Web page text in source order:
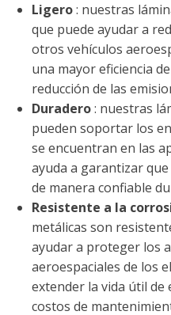
Ligero: nuestras
que puede ayudar a
otros vehículos
una mayor eficiencia
reducción de las
Duradero: nuestras
pueden soportar los
se encuentran en las
ayuda a garantizar
de manera confiable
Resistente a la
metálicas son
ayudar a proteger los
aeroespaciales de los
extender la vida útil de
costos de